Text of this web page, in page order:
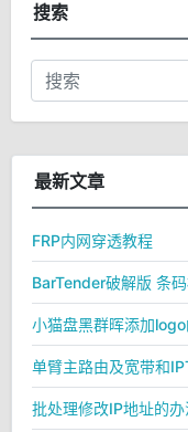
搜索
最新文章
FRP内网穿透教程
BarTender破解版 条
小猫盘黑群晖添加
单臂主路由及宽带和
批处理修改IP地址的办